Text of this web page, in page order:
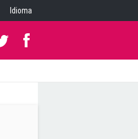
Idioma